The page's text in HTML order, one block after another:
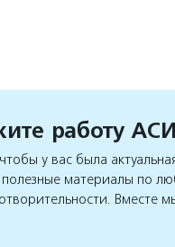
работу
у вас была
материалы по
Вместе